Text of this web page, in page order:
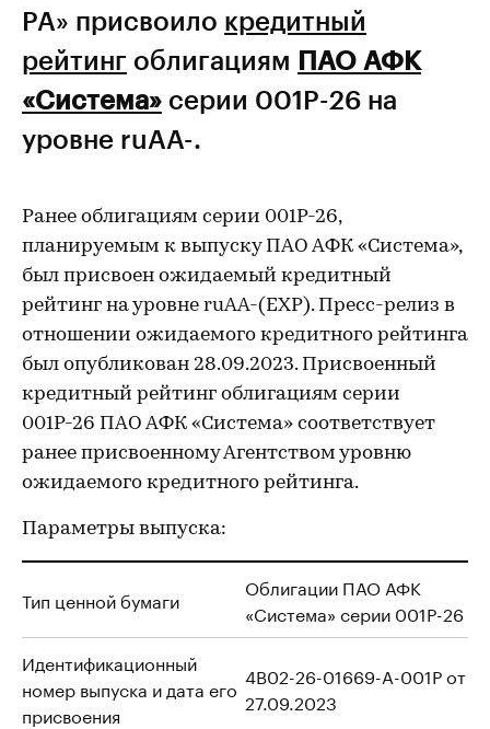
РА» присвоило кредитный
рейтинг облигациям ПАО АФК
«Система» серии 001Р-26 на
уровне ruAA-.
Ранее облигациям серии 001Р-26,
планируемым к выпуску ПАО АФК «Система»,
был присвоен ожидаемый кредитный
рейтинг на уровне ruАА-(EXP). Пресс-релиз в
отношении ожидаемого кредитного рейтинга
был опубликован 28.09.2023. Присвоенный
кредитный рейтинг облигациям серии
001Р-26 ПАО АФК «Система» соответствует
ранее присвоенному Агентством уровню
ожидаемого кредитного рейтинга.
Параметры выпуска:
Тип ценной бумаги
Облигации ПАО АФК
«Система» серии 001Р-26
Идентификационный
номер выпуска и дата его
присвоения
4B02-26-01669-A-001P от
27.09.2023